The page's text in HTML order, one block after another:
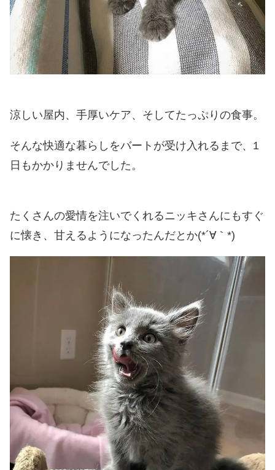
涼しい屋内、手厚いケア、そしてたっぷりの食事。
そんな快適な暮らしをバートが受け入れるまで、1
日もかかりませんでした。
たくさんの愛情を注いでくれるニッキさんにもすぐ
に懐き、甘えるようになったんだとか(*´∀｀*)